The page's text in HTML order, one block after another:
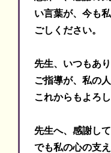
い言葉が、今も
ごしください。
先生、いつもあ
ご指導が、私の
これからもよろ
先生へ、感謝し
でも私の心の支